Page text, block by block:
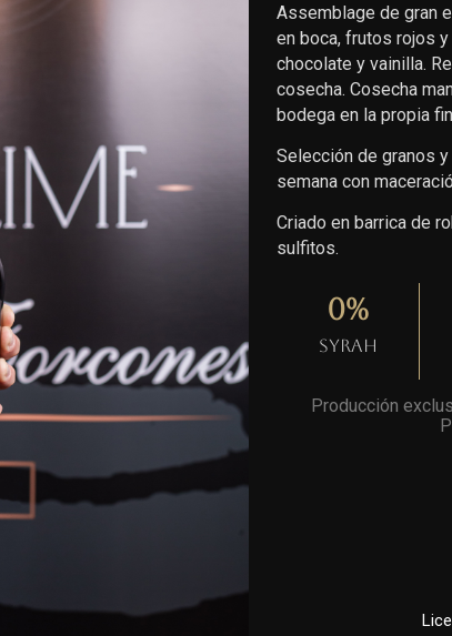
Assemblage de gran
en boca, frutos rojos
chocolate y vainilla.
cosecha. Cosecha
bodega en la propia
Selección de granos
semana con
Criado en barrica de
sulfitos.
Syrah
0%
Producción